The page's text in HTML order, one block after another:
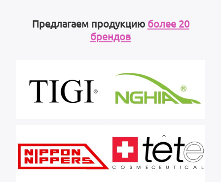
Предлагаем продукцию более 20
брендов